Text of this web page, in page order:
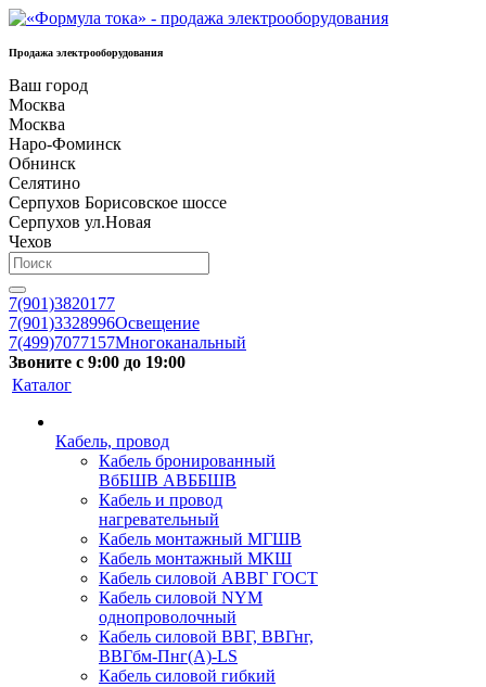
Продажа электрооборудования
Ваш город
Москва
Москва
Наро-Фоминск
Обнинск
Селятино
Серпухов Борисовское шоссе
Серпухов ул.Новая
Чехов
7(901)3820177
7(901)3328996Освещение
7(499)7077157Многоканальный
Звоните с 9:00 до 19:00
Каталог
Кабель, провод
Кабель бронированный
ВбБШВ АВББШВ
Кабель и провод
нагревательный
Кабель монтажный МГШВ
Кабель монтажный МКШ
Кабель силовой АВВГ ГОСТ
Кабель силовой NYM
однопроволочный
Кабель силовой ВВГ, ВВГнг,
ВВГбм-Пнг(А)-LS
Кабель силовой гибкий